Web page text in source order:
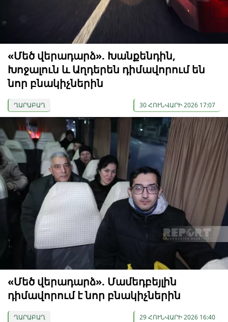
«Մեծ վերադարձ». Խանքենդին,
Խոջալուն և Աղդերեն դիմավորում են
նոր բնակիչներին
ՂԱՐԱԲԱՂ 30 ՀՈՒՆՎԱՐԻ 2026 17:07
«Մեծ վերադարձ». Մամեդբեյլին
դիմավորում է նոր բնակիչներին
ՂԱՐԱԲԱՂ 29 ՀՈՒՆՎԱՐԻ 2026 16:40